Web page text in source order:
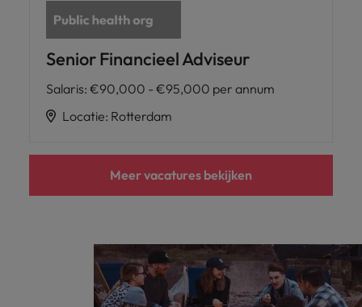
Senior Financieel Adviseur
Salaris: €90,000 - €95,000 per annum
Locatie: Rotterdam
Meer vacatures bekijken